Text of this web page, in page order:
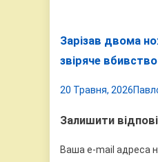
Зарізав двома
звіряче вбивство
20 Травня, 2026
Залишити
Ваша e-mail адреса